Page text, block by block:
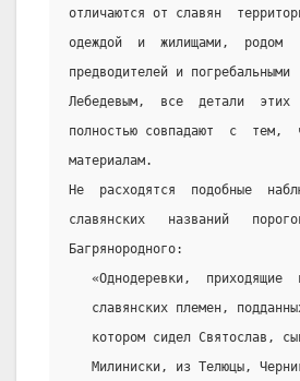
отличаются от славян
одеждой  и  жилищами,  родом
предводителей и
Лебедевым,  все  детали
полностью совпадают  с  тем,
материалам.
Не  расходятся  подобные
славянских   названий
Багрянородного:
«Однодеревки,  приходящие
славянских племен,
котором сидел Святослав,
Милиниски, из Телюцы,